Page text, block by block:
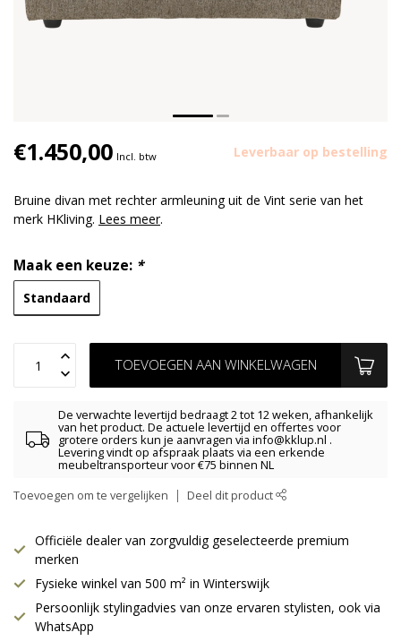
€1.450,00 Incl. btw Leverbaar op bestelling
Bruine divan met rechter armleuning uit de Vint serie van het
merk HKliving. Lees meer.
Maak een keuze: *
Standaard
TOEVOEGEN AAN WINKELWAGEN
De verwachte levertijd bedraagt 2 tot 12 weken, afhankelijk
van het product. De actuele levertijd en offertes voor
grotere orders kun je aanvragen via info@kklup.nl .
Levering vindt op afspraak plaats via een erkende
meubeltransporteur voor €75 binnen NL
Toevoegen om te vergelijken Deel dit product
Officiële dealer van zorgvuldig geselecteerde premium
merken
Fysieke winkel van 500 m² in Winterswijk
Persoonlijk stylingadvies van onze ervaren stylisten, ook via
WhatsApp